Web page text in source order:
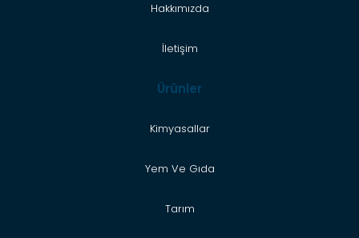
Hakkımızda
İletişim
Ürünler
Kimyasallar
Yem Ve Gıda
Tarım